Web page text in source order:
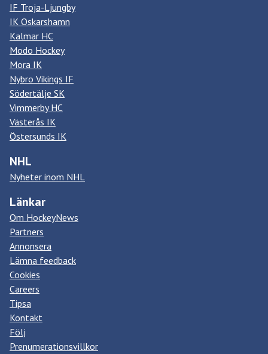
IF Troja-Ljungby
IK Oskarshamn
Kalmar HC
Modo Hockey
Mora IK
Nybro Vikings IF
Södertälje SK
Vimmerby HC
Västerås IK
Östersunds IK
NHL
Nyheter inom NHL
Länkar
Om HockeyNews
Partners
Annonsera
Lämna feedback
Cookies
Careers
Tipsa
Kontakt
Följ
Prenumerationsvillkor